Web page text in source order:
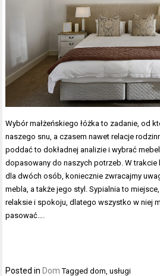
Wybór małżeńskiego łóżka to zadanie, od
naszego snu, a czasem nawet relacje
poddać to dokładnej analizie i wybrać
dopasowany do naszych potrzeb. W trakcie
dla dwóch osób, koniecznie zwracajmy
mebla, a także jego styl. Sypialnia to
relaksie i spokoju, dlatego wszystko w niej
pasować….
Posted in Dom Taggeddom ,usługi